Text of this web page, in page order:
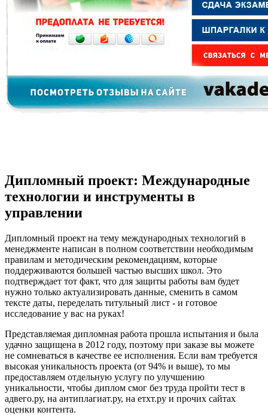
Дипломный проект: Международные
технологии и инструменты в
управлении
Дипломный проект на тему международных технологий в
менеджменте написан в полном соответствии необходимым
правилам и методическим рекомендациям, которые
поддерживаются большей частью высших школ. Это
подтверждает тот факт, что для защиты работы вам будет
нужно только актуализировать данные, сменить в самом
тексте даты, переделать титульный лист - и готовое
исследование у вас на руках!
Представляемая дипломная работа прошла испытания и была
удачно защищена в 2012 году, поэтому при заказе вы можете
не сомневаться в качестве ее исполнения. Если вам требуется
высокая уникальность проекта (от 94% и выше), то мы
предоставляем отдельную услугу по улучшению
уникальности, чтобы диплом смог без труда пройти тест в
адвего.ру, на антиплагиат.ру, на етхт.ру и прочих сайтах
оценки контента.